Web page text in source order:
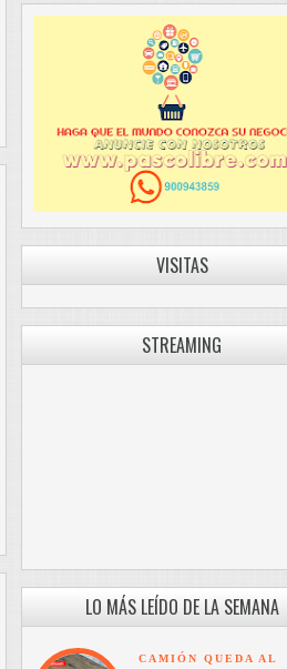
VISITAS
STREAMING
LO MÁS LEÍDO DE LA SEMANA
CAMIÓN QUEDA AL